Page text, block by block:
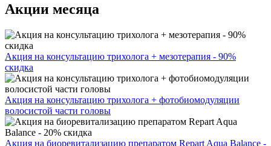
Акции месяца
Акция на консультацию трихолога + мезотерапия - 90%
скидка
Акция на консультацию трихолога + фотобиомодуляции
волосистой части головы
Акция на биоревитализацию препаратом Repart Aqua Balance -